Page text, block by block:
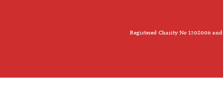
Registered Charity No 1208006